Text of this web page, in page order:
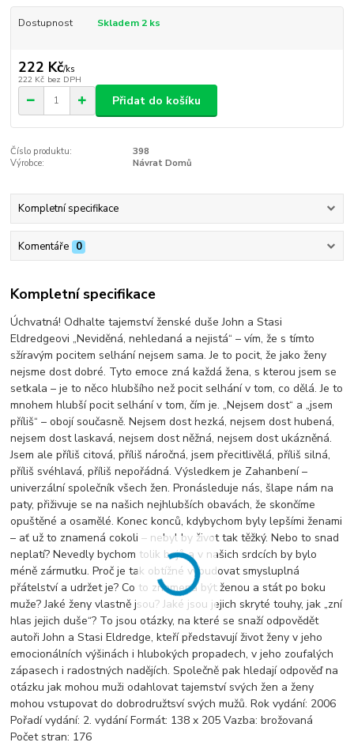
Dostupnost Skladem 2 ks
222 Kč/ks
222 Kč bez DPH
Přidat do košíku
Číslo produktu:
398
Výrobce:
Návrat Domů
Kompletní specifikace
Komentáře 0
Kompletní specifikace
Úchvatná! Odhalte tajemství ženské duše John a Stasi
Eldredgeovi „Neviděná, nehledaná a nejistá“ – vím, že s tímto
sžíravým pocitem selhání nejsem sama. Je to pocit, že jako ženy
nejsme dost dobré. Tyto emoce zná každá žena, s kterou jsem se
setkala – je to něco hlubšího než pocit selhání v tom, co dělá. Je to
mnohem hlubší pocit selhání v tom, čím je. „Nejsem dost“ a „jsem
příliš“ – obojí současně. Nejsem dost hezká, nejsem dost hubená,
nejsem dost laskavá, nejsem dost něžná, nejsem dost ukázněná.
Jsem ale příliš citová, příliš náročná, jsem přecitlivělá, příliš silná,
příliš svéhlavá, příliš nepořádná. Výsledkem je Zahanbení –
univerzální společník všech žen. Pronásleduje nás, šlape nám na
paty, přiživuje se na našich nejhlubších obavách, že skončíme
opuštěné a osamělé. Konec konců, kdybychom byly lepšími ženami
– ať už to znamená cokoli – nebyl by život tak těžký. Nebo to snad
neplatí? Nevedly bychom tolik bojů a v našich srdcích by bylo
méně zármutku. Proč je tak obtížné vybudovat smysluplná
přátelství a udržet je? Co to znamená být ženou a stát po boku
muže? Jaké ženy vlastně jsou? Jaké jsou jejich skryté touhy, jak „zní
hlas jejich duše“? To jsou otázky, na které se snaží odpovědět
autoři John a Stasi Eldredge, kteří představují život ženy v jeho
emocionálních výšinách i hlubokých propadech, v jeho zoufalých
zápasech i radostných nadějích. Společně pak hledají odpověď na
otázku jak mohou muži odahlovat tajemství svých žen a ženy
mohou vstupovat do dobrodružtsví svých mužů. Rok vydání: 2006
Pořadí vydání: 2. vydání Formát: 138 x 205 Vazba: brožovaná
Počet stran: 176